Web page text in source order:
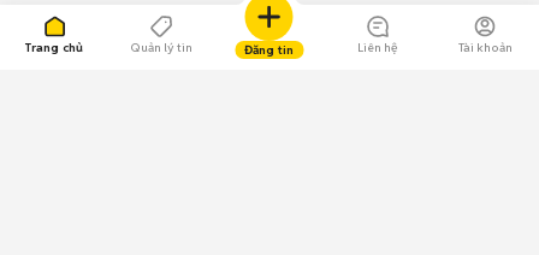
Trang chủ Quản lý tin Đăng tin Liên hệ Tài khoản